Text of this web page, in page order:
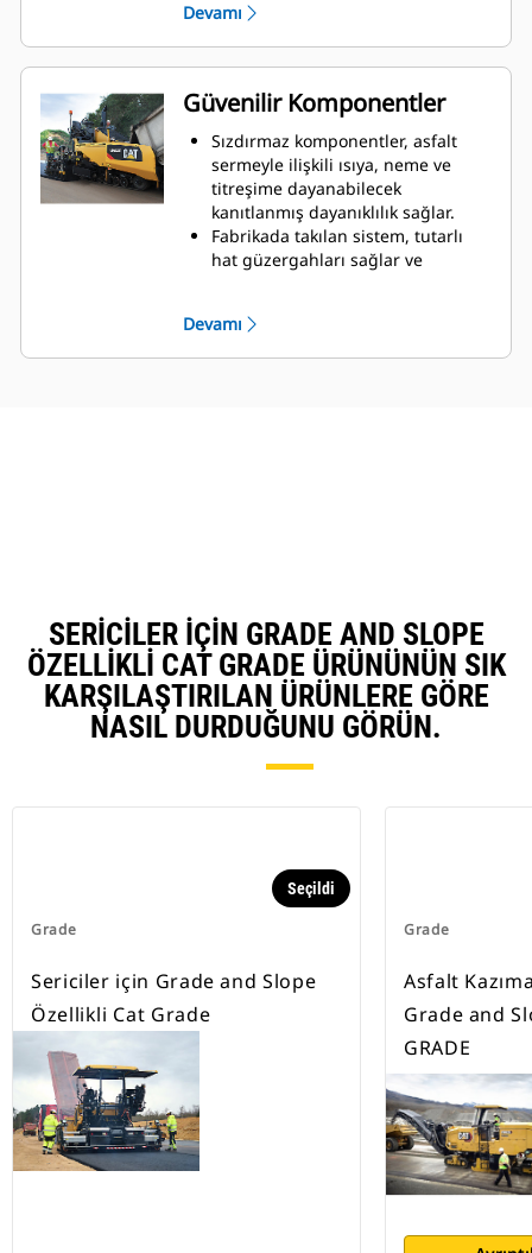
Metin tabanlı LCD ekranlar, görsel
referans sunar ve birçok dilde
kullanılabilir
LCD Ekranlara, operatörün grade
control takibi sırasında çalışma
koşullarından daha fazla haberdar
olmasını sağlamak için makine
ayarları entegre edilmiştir.
Devamı
Güvenilir Komponentler
Sızdırmaz komponentler, asfalt
sermeyle ilişkili ısıya, neme ve
titreşime dayanabilecek
kanıtlanmış dayanıklılık sağlar.
Fabrikada takılan sistem, tutarlı
hat güzergahları sağlar ve
Dahili sıcaklık sensörleri, kepçe tipi
sensörlerden daha iyi güvenilirlik
Devamı
SERICILER IÇIN GRADE AND SLOPE
ÖZELLIKLI CAT GRADE ÜRÜNÜNÜN SIK
KARŞILAŞTIRILAN ÜRÜNLERE GÖRE
NASIL DURDUĞUNU GÖRÜN.
Grade
Seçildi
Sericiler için Grade and Slope
Özellikli Cat Grade
Grade
Asfalt
Grade and
GRADE